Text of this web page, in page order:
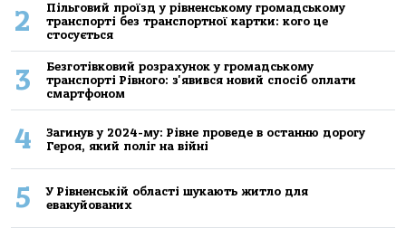
2
Пільговий проїзд у рівненському громадському
транспорті без транспортної картки: кого це
стосується
3
Безготівковий розрахунок у громадському
транспорті Рівного: з'явився новий спосіб оплати
смартфоном
4
Загинув у 2024-му: Рівне проведе в останню дорогу
Героя, який поліг на війні
5
У Рівненській області шукають житло для
евакуйованих